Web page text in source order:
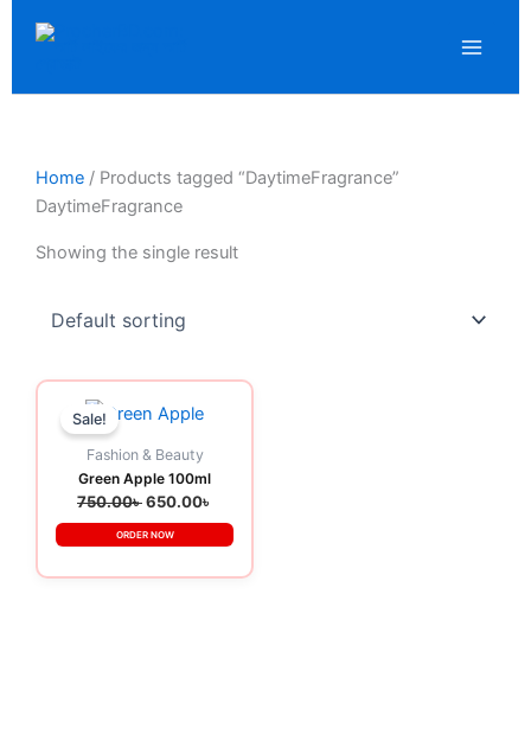
Home / Products tagged “DaytimeFragrance”
DaytimeFragrance
Showing the single result
Sale!
Fashion & Beauty
Green Apple 100ml
750.00৳
price
750.00৳ .
650.00৳
Current
ORDER NOW